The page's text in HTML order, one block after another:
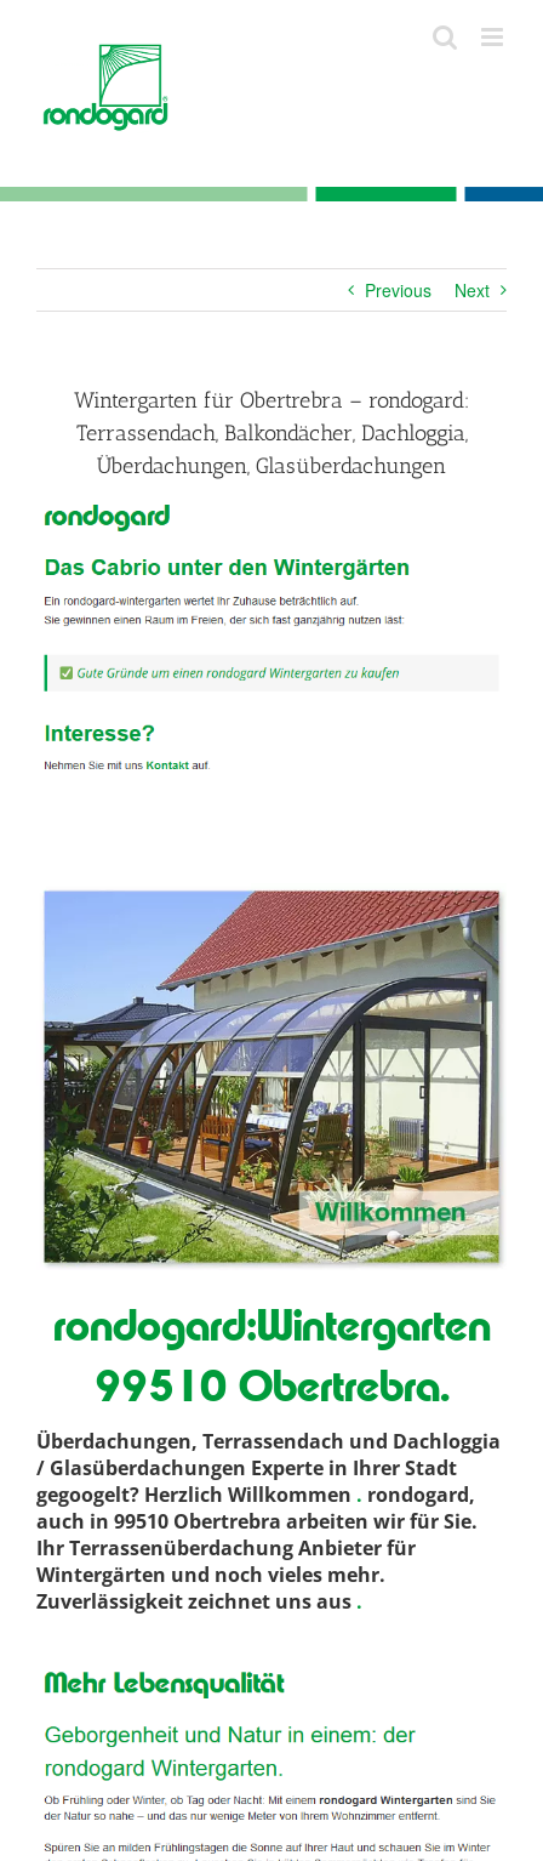
Previous Next
Wintergarten für Obertrebra – rondogard:
Terrassendach, Balkondächer, Dachloggia,
Überdachungen, Glasüberdachungen
rondogard:Wintergarten
99510 Obertrebra.
Überdachungen, Terrassendach und Dachloggia
/ Glasüberdachungen Experte in Ihrer Stadt
gegoogelt? Herzlich Willkommen . rondogard,
auch in 99510 Obertrebra arbeiten wir für Sie.
Ihr Terrassenüberdachung Anbieter für
Wintergärten und noch vieles mehr.
Zuverlässigkeit zeichnet uns aus .